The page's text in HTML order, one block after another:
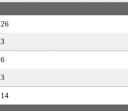
26
3
6
3
14